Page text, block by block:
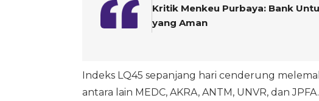
Kritik Menkeu Purbaya: Bank
yang Aman
Indeks LQ45 sepanjang hari cenderung
antara lain MEDC, AKRA, ANTM, UNVR, dan